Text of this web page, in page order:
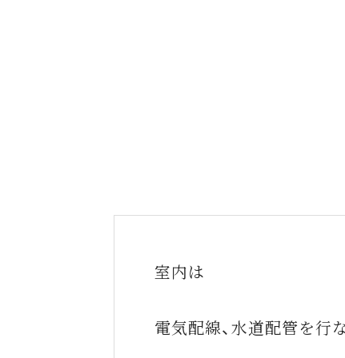
室内は
電気配線、水道配管を行